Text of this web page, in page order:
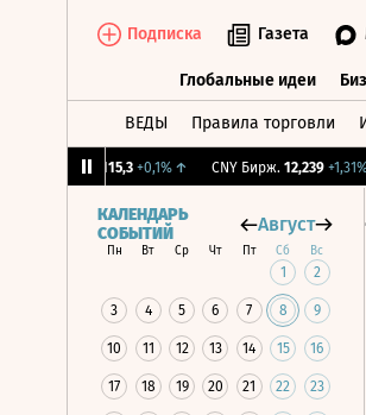
Подписка Газета
Глобальные идеи
ВЕДЫ Правила торговли
115,3 +0,1%↑ CNY Бирж. 12,239 +1,31%
КАЛЕНДАРЬ
СОБЫТИЙ
Август
Пн Вт Ср Чт Пт Сб Вс
1 2
3 4 5 6 7 8 9
10 11 12 13 14 15 16
17 18 19 20 21 22 23